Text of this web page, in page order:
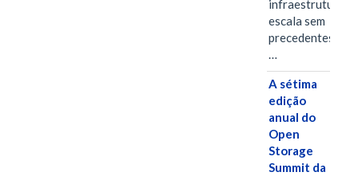
infraestrutura
escala sem
…
A sétima
edição
anual do
Open
Storage
Summit da